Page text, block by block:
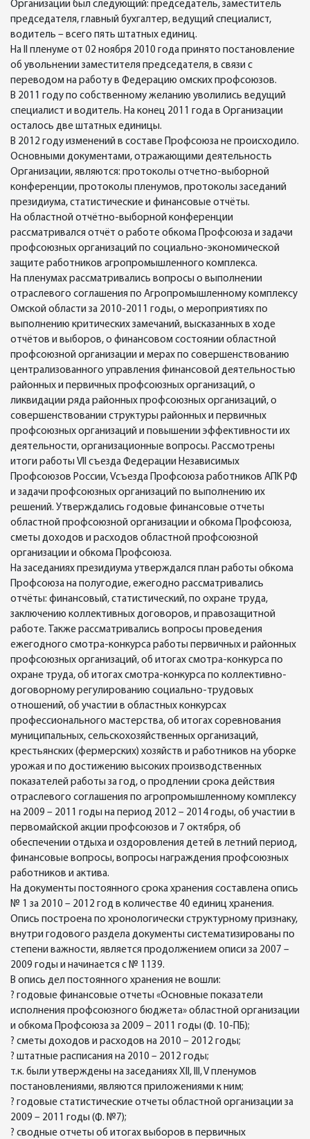
Организации был следующий: председатель, заместитель
председателя, главный бухгалтер, ведущий специалист,
водитель – всего пять штатных единиц.
На II пленуме от 02 ноября 2010 года принято постановление
об увольнении заместителя председателя, в связи с
переводом на работу в Федерацию омских профсоюзов.
В 2011 году по собственному желанию уволились ведущий
специалист и водитель. На конец 2011 года в Организации
осталось две штатных единицы.
В 2012 году изменений в составе Профсоюза не происходило.
Основными документами, отражающими деятельность
Организации, являются: протоколы отчетно-выборной
конференции, протоколы пленумов, протоколы заседаний
президиума, статистические и финансовые отчёты.
На областной отчётно-выборной конференции
рассматривался отчёт о работе обкома Профсоюза и задачи
профсоюзных организаций по социально-экономической
защите работников агропромышленного комплекса.
На пленумах рассматривались вопросы о выполнении
отраслевого соглашения по Агропромышленному комплексу
Омской области за 2010-2011 годы, о мероприятиях по
выполнению критических замечаний, высказанных в ходе
отчётов и выборов, о финансовом состоянии областной
профсоюзной организации и мерах по совершенствованию
централизованного управления финансовой деятельностью
районных и первичных профсоюзных организаций, о
ликвидации ряда районных профсоюзных организаций, о
совершенствовании структуры районных и первичных
профсоюзных организаций и повышении эффективности их
деятельности, организационные вопросы. Рассмотрены
итоги работы VII съезда Федерации Независимых
Профсоюзов России, Vсъезда Профсоюза работников АПК РФ
и задачи профсоюзных организаций по выполнению их
решений. Утверждались годовые финансовые отчеты
областной профсоюзной организации и обкома Профсоюза,
сметы доходов и расходов областной профсоюзной
организации и обкома Профсоюза.
На заседаниях президиума утверждался план работы обкома
Профсоюза на полугодие, ежегодно рассматривались
отчёты: финансовый, статистический, по охране труда,
заключению коллективных договоров, и правозащитной
работе. Также рассматривались вопросы проведения
ежегодного смотра-конкурса работы первичных и районных
профсоюзных организаций, об итогах смотра-конкурса по
охране труда, об итогах смотра-конкурса по коллективно-
договорному регулированию социально-трудовых
отношений, об участии в областных конкурсах
профессионального мастерства, об итогах соревнования
муниципальных, сельскохозяйственных организаций,
крестьянских (фермерских) хозяйств и работников на уборке
урожая и по достижению высоких производственных
показателей работы за год, о продлении срока действия
отраслевого соглашения по агропромышленному комплексу
на 2009 – 2011 годы на период 2012 – 2014 годы, об участии в
первомайской акции профсоюзов и 7 октября, об
обеспечении отдыха и оздоровления детей в летний период,
финансовые вопросы, вопросы награждения профсоюзных
работников и актива.
На документы постоянного срока хранения составлена опись
№ 1 за 2010 – 2012 год в количестве 40 единиц хранения.
Опись построена по хронологически структурному признаку,
внутри годового раздела документы систематизированы по
степени важности, является продолжением описи за 2007 –
2009 годы и начинается с № 1139.
В опись дел постоянного хранения не вошли:
? годовые финансовые отчеты «Основные показатели
исполнения профсоюзного бюджета» областной организации
и обкома Профсоюза за 2009 – 2011 годы (Ф. 10-ПБ);
? сметы доходов и расходов на 2010 – 2012 годы;
? штатные расписания на 2010 – 2012 годы;
т.к. были утверждены на заседаниях XII, III, V пленумов
постановлениями, являются приложениями к ним;
? годовые статистические отчеты областной организации за
2009 – 2011 годы (Ф. №7);
? сводные отчеты об итогах выборов в первичных